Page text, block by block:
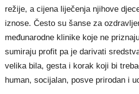
režije, a cijena liječenja njihove
iznose. Često su šanse za
međunarodne klinike koje ne
sumiraju profit pa je darivati
velika bila, gesta i korak koji bi
human, socijalan, posve prirodan i